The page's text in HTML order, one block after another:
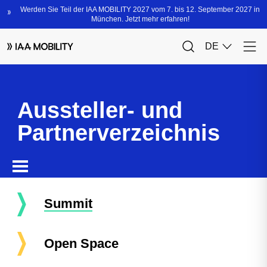
Aussteller- und
Partnerverzeichnis
Summit
Open Space